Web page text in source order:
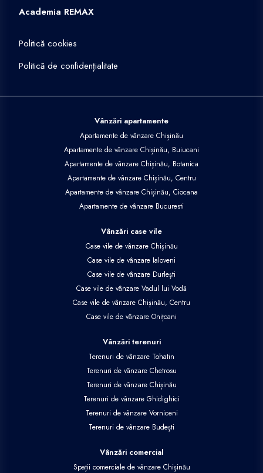
Academia REMAX
Politică cookies
Politică de confidențialitate
Vânzări apartamente
Apartamente de vânzare Chișinău
Apartamente de vânzare Chișinău, Buiucani
Apartamente de vânzare Chișinău, Botanica
Apartamente de vânzare Chișinău, Centru
Apartamente de vânzare Chișinău, Ciocana
Apartamente de vânzare Bucuresti
Vânzări case vile
Case vile de vânzare Chișinău
Case vile de vânzare Ialoveni
Case vile de vânzare Durlești
Case vile de vânzare Vadul lui Vodă
Case vile de vânzare Chișinău, Centru
Case vile de vânzare Onițcani
Vânzări terenuri
Terenuri de vânzare Tohatin
Terenuri de vânzare Chetrosu
Terenuri de vânzare Chișinău
Terenuri de vânzare Ghidighici
Terenuri de vânzare Vorniceni
Terenuri de vânzare Budești
Vânzări comercial
Spații comerciale de vânzare Chișinău